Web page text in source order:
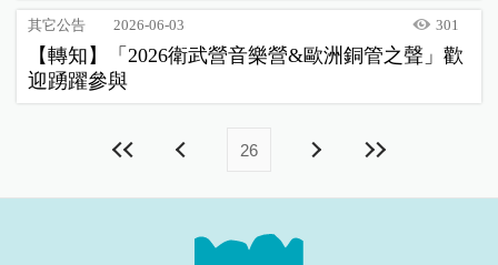
其它公告 2026-06-03 301
【轉知】「2026衛武營音樂營&歐洲銅管之聲」歡
迎踴躍參與
26